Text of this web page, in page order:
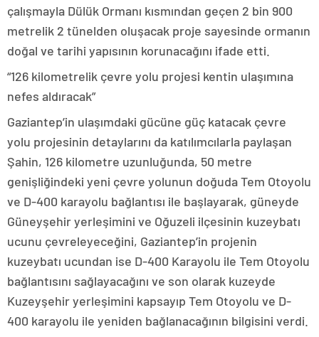
çalışmayla Dülük Ormanı kısmından geçen 2 bin 900
metrelik 2 tünelden oluşacak proje sayesinde ormanın
doğal ve tarihi yapısının korunacağını ifade etti.
“126 kilometrelik çevre yolu projesi kentin ulaşımına
nefes aldıracak”
Gaziantep’in ulaşımdaki gücüne güç katacak çevre
yolu projesinin detaylarını da katılımcılarla paylaşan
Şahin, 126 kilometre uzunluğunda, 50 metre
genişliğindeki yeni çevre yolunun doğuda Tem Otoyolu
ve D-400 karayolu bağlantısı ile başlayarak, güneyde
Güneyşehir yerleşimini ve Oğuzeli ilçesinin kuzeybatı
ucunu çevreleyeceğini, Gaziantep’in projenin
kuzeybatı ucundan ise D-400 Karayolu ile Tem Otoyolu
bağlantısını sağlayacağını ve son olarak kuzeyde
Kuzeyşehir yerleşimini kapsayıp Tem Otoyolu ve D-
400 karayolu ile yeniden bağlanacağının bilgisini verdi.